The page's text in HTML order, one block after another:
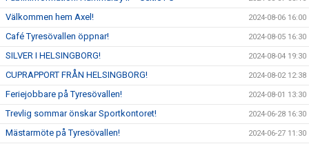
Välkommen hem Axel! 2024-08-06 16:00
Café Tyresövallen öppnar! 2024-08-05 16:30
SILVER I HELSINGBORG! 2024-08-04 19:30
CUPRAPPORT FRÅN HELSINGBORG! 2024-08-02 12:38
Feriejobbare på Tyresövallen! 2024-08-01 13:30
Trevlig sommar önskar Sportkontoret! 2024-06-28 16:30
Mästarmöte på Tyresövallen! 2024-06-27 11:30